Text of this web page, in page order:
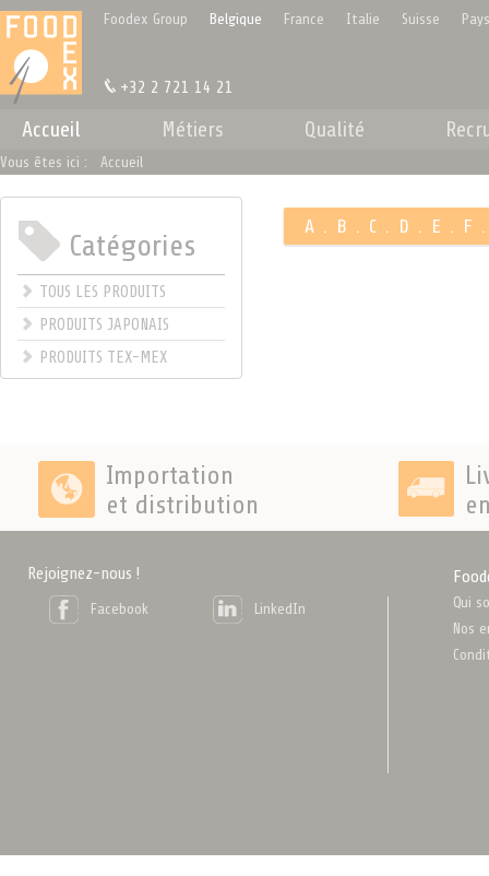
Foodex Group Belgique France Italie Suisse
+32 2 721 14 21
Accueil Métiers Qualité
Vous êtes ici : Accueil
Catégories
TOUS LES PRODUITS
PRODUITS JAPONAIS
PRODUITS TEX-MEX
A . B . C . D . E . F
.
Importation
et distribution
Rejoignez-nous !
Facebook LinkedIn
Qui
Nos
Panneau de gestion des cookies